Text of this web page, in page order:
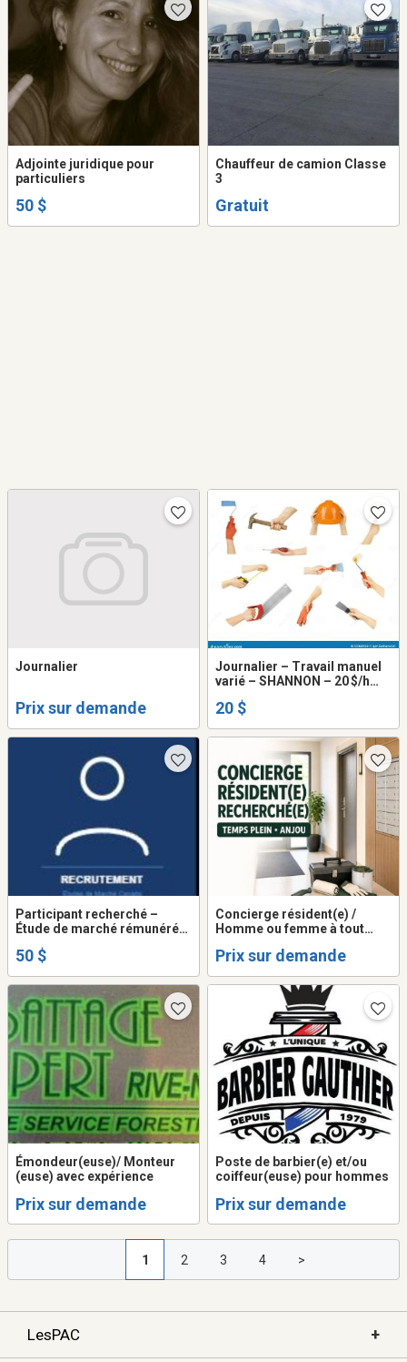
Adjointe juridique pour
particuliers
50 $
Chauffeur de camion Classe
3
Gratuit
Journalier
Prix sur demande
Journalier – Travail manuel
varié – SHANNON – 20 $/h
20 $
Participant recherché –
Étude de marché rémunérée
50 $
Concierge résident(e) /
Homme ou femme à tout
Prix sur demande
Émondeur(euse)/ Monteur
(euse) avec expérience
Prix sur demande
Poste de barbier(e) et/ou
coiffeur(euse) pour hommes
Prix sur demande
1 2 3 4 >
LesPAC +